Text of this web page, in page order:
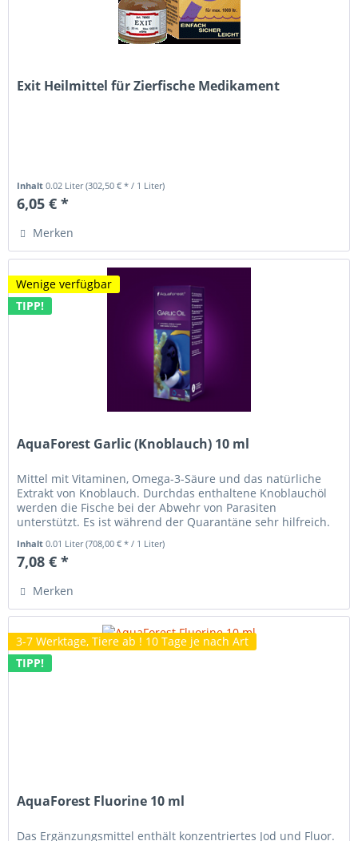
Exit Heilmittel für Zierfische Medikament
Inhalt0.02 Liter(302,50 € * / 1 Liter)
6,05 € *
Merken
Wenige verfügbar
TIPP!
AquaForest Garlic (Knoblauch) 10 ml
Mittel mit Vitaminen, Omega-3-Säure und das natürliche
Extrakt von Knoblauch. Durchdas enthaltene Knoblauchöl
werden die Fische bei der Abwehr von Parasiten
unterstützt. Es ist während der Quarantäne sehr hilfreich.
Inhalt0.01 Liter(708,00 € * / 1 Liter)
7,08 € *
Merken
3-7 Werktage, Tiere ab ! 10 Tage je nach Art
TIPP!
AquaForest Fluorine 10 ml
Das Ergänzungsmittel enthält konzentriertes Jod und Fluor.